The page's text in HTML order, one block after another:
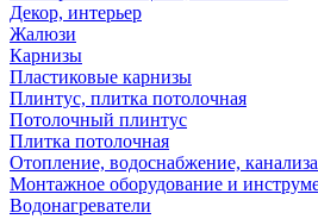
Декор, интерьер
Жалюзи
Карнизы
Пластиковые карнизы
Плинтус, плитка потолочная
Потолочный плинтус
Плитка потолочная
Отопление, водоснабжение,
Монтажное оборудование и
Водонагреватели